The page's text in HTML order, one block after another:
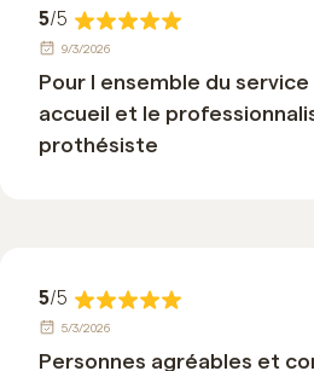
5/5
9/3/2026
Pour l ensemble du
accueil et le
prothésiste
5/5
5/3/2026
Personnes agréables et